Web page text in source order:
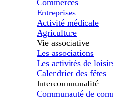
Commerces
Entreprises
Activité médicale
Agriculture
Vie associative
Les associations
Les activités de
Calendrier des fêtes
Intercommunalité
Communauté de